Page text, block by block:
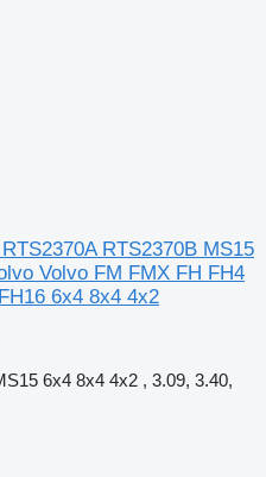
RTS2370B MS15
Volvo FM FMX FH FH4
6x4 8x4 4x2
6x4 8x4 4x2 , 3.09, 3.40,